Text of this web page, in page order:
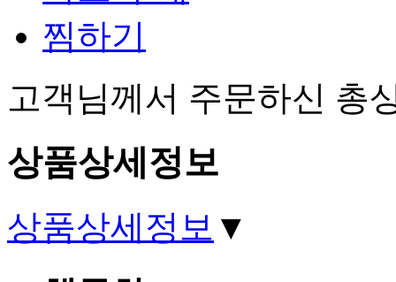
찜하기
고객님께서 주문하신 총
상품상세정보
상품상세정보 ▼